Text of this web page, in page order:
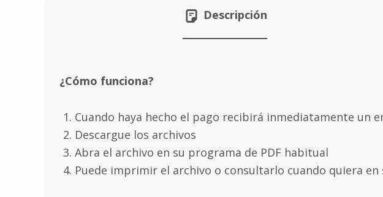
Descripción
Descripción
¿Cómo funciona?
Cuando haya hecho el pago recibirá inmediatamente un
Descargue los archivos
Abra el archivo en su programa de PDF habitual
Puede imprimir el archivo o consultarlo cuando quiera